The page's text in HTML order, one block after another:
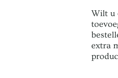
Wilt u
extra